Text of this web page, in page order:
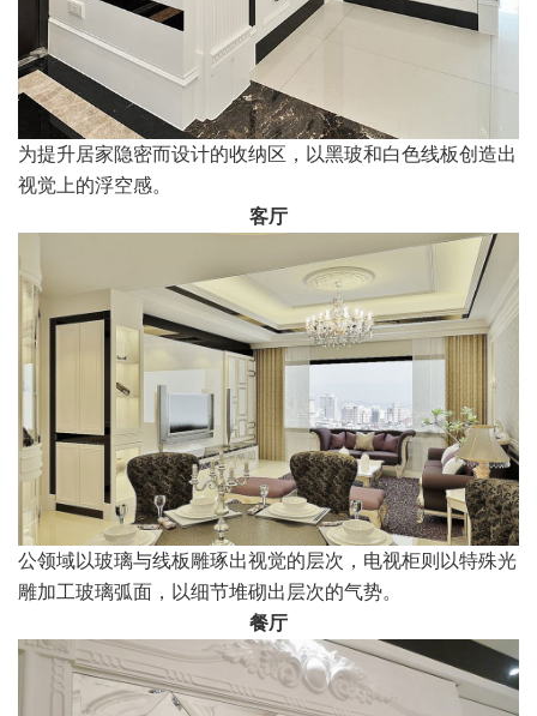
为提升居家隐密而设计的收纳区，以黑玻和白色线板创造出
视觉上的浮空感。
客厅
公领域以玻璃与线板雕琢出视觉的层次，电视柜则以特殊光
雕加工玻璃弧面，以细节堆砌出层次的气势。
餐厅